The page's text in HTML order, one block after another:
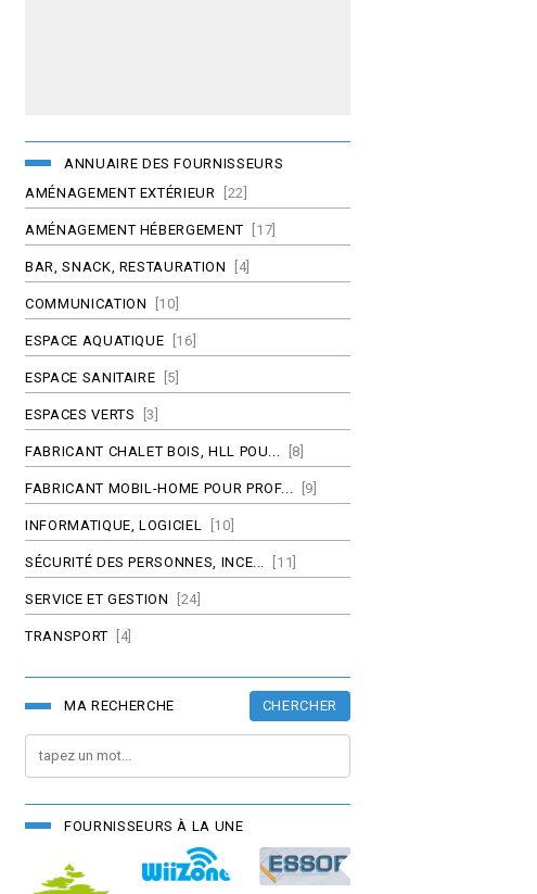
ANNUAIRE DES FOURNISSEURS
AMÉNAGEMENT EXTÉRIEUR
[22]
AMÉNAGEMENT HÉBERGEMENT [17]
BAR, SNACK, RESTAURATION [4]
COMMUNICATION [10]
ESPACE AQUATIQUE [16]
ESPACE SANITAIRE [5]
ESPACES VERTS [3]
FABRICANT CHALET BOIS, HLL POU... [8]
FABRICANT MOBIL-HOME POUR PROF... [9]
INFORMATIQUE, LOGICIEL [10]
SÉCURITÉ DES PERSONNES, INCE... [11]
SERVICE ET GESTION [24]
TRANSPORT [4]
MA RECHERCHE CHERCHER
FOURNISSEURS À LA UNE